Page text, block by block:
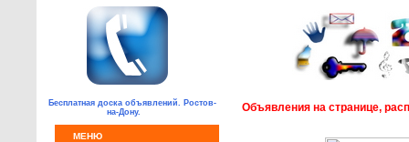
Бесплатная доска объявлений. Ростов-
на-Дону.
Объявления на странице,
МЕНЮ